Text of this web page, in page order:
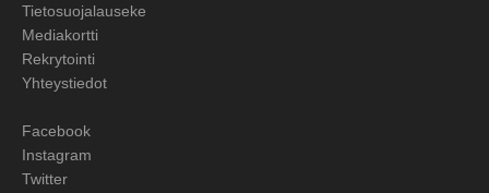
Tietosuojalauseke
Mediakortti
Rekrytointi
Yhteystiedot
Facebook
Instagram
Twitter